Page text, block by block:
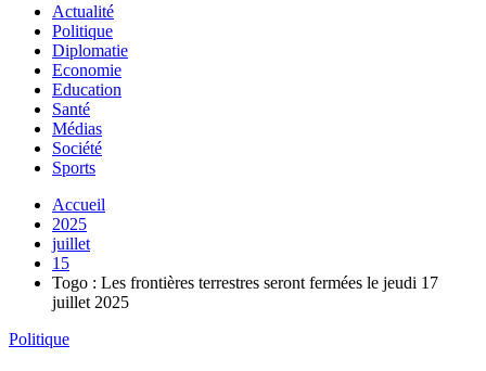
Actualité
Politique
Diplomatie
Economie
Education
Santé
Médias
Société
Sports
Accueil
2025
juillet
15
Togo : Les frontières terrestres seront fermées le jeudi 17
juillet 2025
Politique